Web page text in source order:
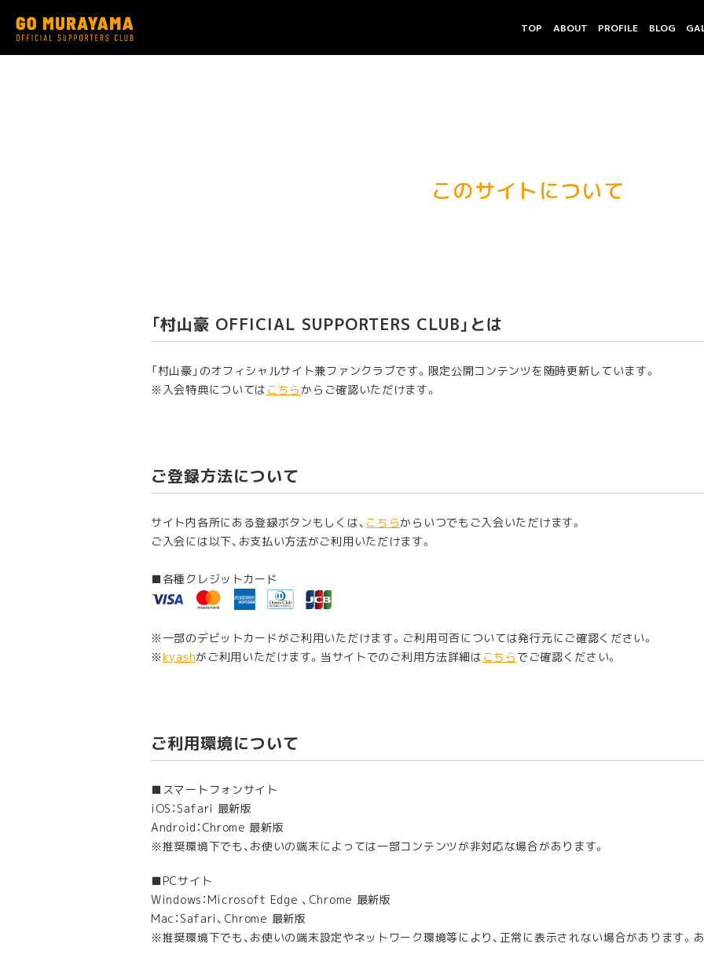
TOP ABOUT PROFILE BLOG
このサイトについて
「村山豪 OFFICIAL SUPPORTERS CLUB」とは
「村山豪」のオフィシャルサイト兼ファンクラブです。限定公開コンテンツを随時更新しています。
入会特典については こちら からご確認いただけます。
ご登録方法について
サイト内各所にある登録ボタンもしくは、 こちらからいつでもご入会いただけます。
ご入会には以下、お支払い方法がご利用いただけます。
■各種クレジットカード
※一部のデビットカードがご利用いただけます。ご利用可否については発行元にご確認ください。
※kyashがご利用いただけます。当サイトでのご利用方法詳細は こちら でご確認ください。
ご利用環境について
■スマートフォンサイト
iOS：Safari 最新版
Android：Chrome 最新版
推奨環境下でも、お使いの端末によっては一部コンテンツが非対応な場合があります。
■PCサイト
Windows：Microsoft Edge 、Chrome 最新版
Mac：Safari、Chrome 最新版
推奨環境下でも、お使いの端末設定やネットワーク環境等により、正常に表示されない場合があります。